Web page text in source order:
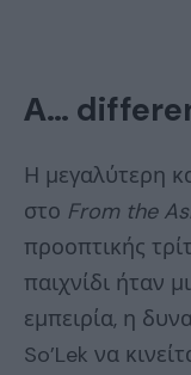
Α…
Η μεγαλύτερη
στο From the
προοπτικής
παιχνίδι ήταν
εμπειρία, η
So’Lek να